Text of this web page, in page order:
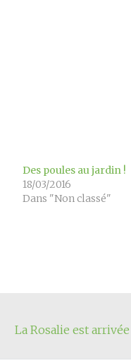
Des poules au jardin !
18/03/2016
Dans "Non classé"
La Rosalie est